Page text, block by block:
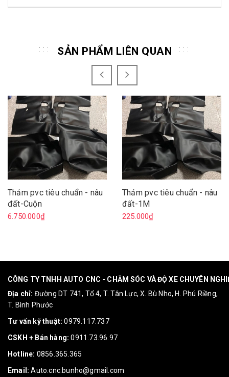
SẢN PHẨM LIÊN QUAN
Thảm pvc tiêu chuẩn - nâu
đất-Cuộn
6.750.000₫
Thảm pvc tiêu chuẩn - nâu
đất-1M
225.000₫
CÔNG TY TNHH AUTO CNC - CHĂM SÓC VÀ ĐỘ XE CHUYÊN
Địa chỉ: Đường DT 741, Tổ 4, T. Tân Lực, X. Bù Nho, H. Phú Riềng,
T. Bình Phước
Tư vấn kỹ thuật: 0979.117.737
CSKH + Bán hàng: 0911.73.96.97
Hotline: 0856.365.365
Email: Auto.cnc.bunho@gmail.com